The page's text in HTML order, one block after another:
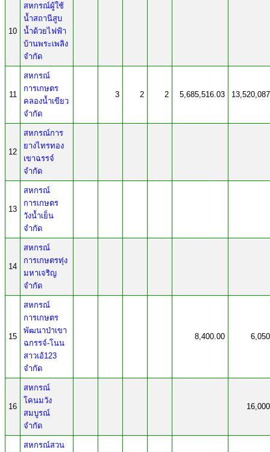
10
สหกรณ์ผู้ใช้
น้ำสถานีสูบ
น้ำด้วยไฟฟ้า
บ้านพระเพลิง
จำกัด
11
สหกรณ์
การเกษตร
คลองน้ำเขียว
จำกัด
3 2 2 5,685,516.03
12
สหกรณ์การ
ยางไทรทอง
เขาฉรรจ์
จำกัด
13
สหกรณ์
การเกษตร
วังน้ำเย็น
จำกัด
14
สหกรณ์
การเกษตรทุ่ง
มหาเจริญ
จำกัด
15
สหกรณ์
การเกษตร
พัฒนาป่าเขา
ฉกรรจ์-โนน
สาวเอ้123
จำกัด
8,400.00
16
สหกรณ์
โคนมวัง
สมบูรณ์
จำกัด
สหกรณ์สวน